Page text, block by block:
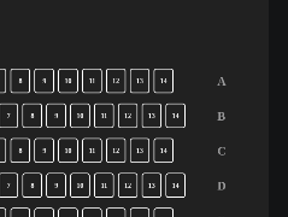
A
B
C
D
8 9 10 11 12 13 14
7 8 9 10 11 12 13 14
8 9 10 11 12 13 14
7 8 9 10 11 12 13 14